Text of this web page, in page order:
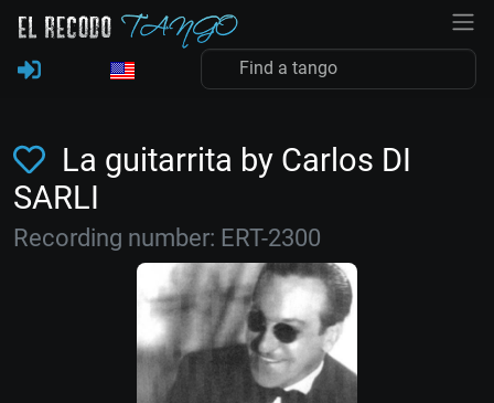
La guitarrita by Carlos DI
SARLI
Recording number: ERT-2300